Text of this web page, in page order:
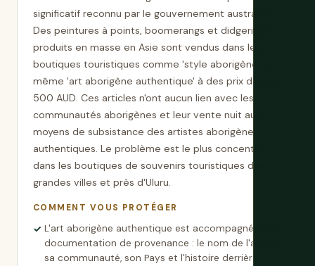
significatif reconnu par le gouvernement australien.
Des peintures à points, boomerangs et didgeridoos
produits en masse en Asie sont vendus dans les
boutiques touristiques comme 'style aborigène' ou
même 'art aborigène authentique' à des prix de 30–
500 AUD. Ces articles n'ont aucun lien avec les
communautés aborigènes et leur vente nuit aux
moyens de subsistance des artistes aborigènes
authentiques. Le problème est le plus concentré
dans les boutiques de souvenirs touristiques des
grandes villes et près d'Uluru.
COMMENT VOUS PROTÉGER
L'art aborigène authentique est accompagné d'une
documentation de provenance : le nom de l'artiste,
sa communauté, son Pays et l'histoire derrière